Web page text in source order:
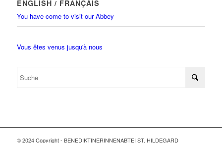
ENGLISH / FRANÇAIS
You have come to visit our Abbey
Vous êtes venus jusqu'à nous
© 2024 Copyright - BENEDIKTINERINNENABTEI ST. HILDEGARD